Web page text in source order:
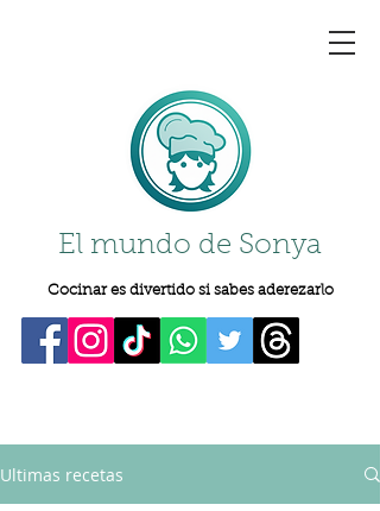
El mundo de Sonya
Cocinar es divertido si sabes aderezarlo
Ultimas recetas